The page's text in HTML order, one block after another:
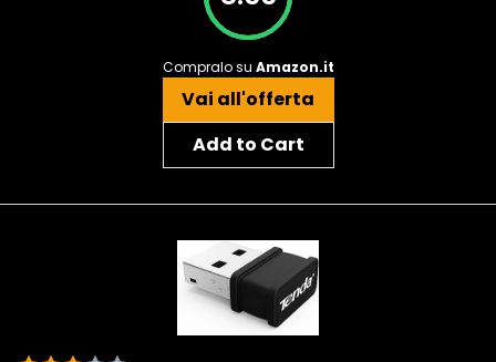
Compralo su Amazon.it
Vai all'offerta
Add to Cart